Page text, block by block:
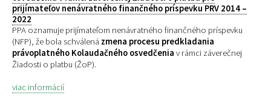
prijímateľov nenávratného finančného príspevku PRV 2014 –
2022
PPA oznamuje prijímateľom nenávratného finančného príspevku
(NFP), že bola schválená zmena procesu predkladania
právoplatného Kolaudačného osvedčenia v rámci záverečnej
Žiadosti o platbu (ŽoP).
viac informácií